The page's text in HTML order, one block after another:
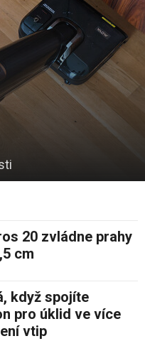
20 zvládne prahy
cm
když spojíte
pro úklid ve více
vtip